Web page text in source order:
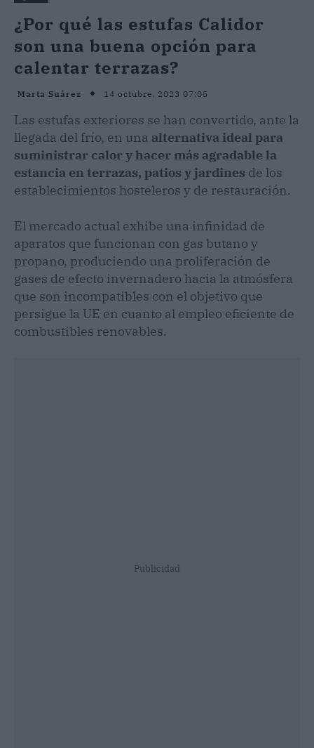
¿Por qué las estufas Calidor
son una buena opción para
calentar terrazas?
Marta Suárez 14 octubre, 2023 07:05
Las estufas exteriores se han convertido, ante la
llegada del frío, en una alternativa ideal para
suministrar calor y hacer más agradable la
estancia en terrazas, patios y jardines de los
establecimientos hosteleros y de restauración.
El mercado actual exhibe una infinidad de
aparatos que funcionan con gas butano y
propano, produciendo una proliferación de
gases de efecto invernadero hacia la atmósfera
que son incompatibles con el objetivo que
persigue la UE en cuanto al empleo eficiente de
combustibles renovables.
Publicidad